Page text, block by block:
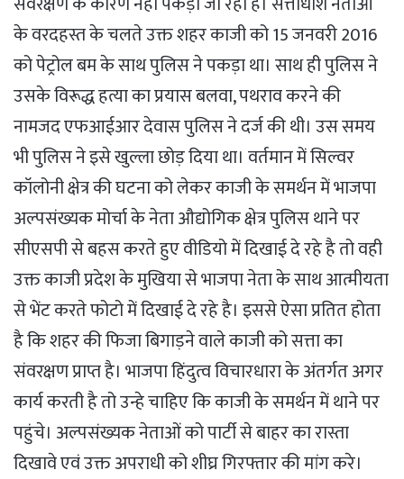
के वरदहस्त के चलते उक्त शहर काजी को 15 जनवरी 2016
को पेट्रोल बम के साथ पुलिस ने पकड़ा था। साथ ही पुलिस ने
उसके विरूद्ध हत्या का प्रयास बलवा, पथराव करने की
नामजद एफआईआर देवास पुलिस ने दर्ज की थी। उस समय
भी पुलिस ने इसे खुल्ला छोड़ दिया था। वर्तमान में सिल्वर
कॉलोनी क्षेत्र की घटना को लेकर काजी के समर्थन में भाजपा
अल्पसंख्यक मोर्चा के नेता औद्योगिक क्षेत्र पुलिस थाने पर
सीएसपी से बहस करते हुए वीडियो में दिखाई दे रहे है तो वही
उक्त काजी प्रदेश के मुखिया से भाजपा नेता के साथ आत्मीयता
से भेंट करते फोटो में दिखाई दे रहे है। इससे ऐसा प्रतित होता
है कि शहर की फिजा बिगाड़ने वाले काजी को सत्ता का
संवरक्षण प्राप्त है। भाजपा हिंदुत्व विचारधारा के अंतर्गत अगर
कार्य करती है तो उन्हे चाहिए कि काजी के समर्थन में थाने पर
पहुंचे। अल्पसंख्यक नेताओं को पार्टी से बाहर का रास्ता
दिखावे एवं उक्त अपराधी को शीघ्र गिरफ्तार की मांग करे।